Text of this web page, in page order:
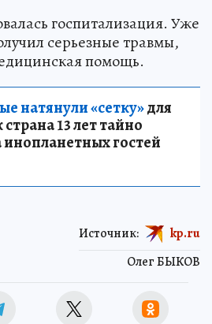
госпитализация. Уже
серьезные травмы,
помощь.
натянули «сетку»для
13 лет тайно
инопланетных гостей
Олег БЫКОВ
Источник: kp.ru